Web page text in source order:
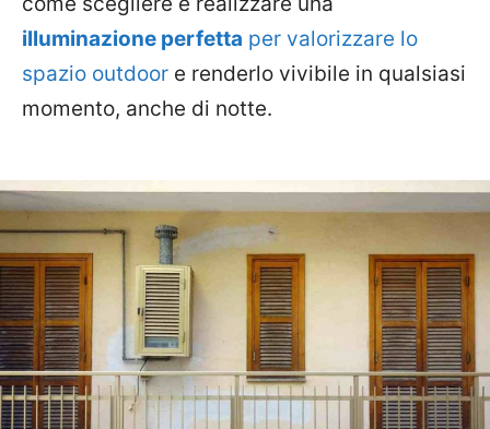
illuminazione perfetta per valorizzare lo
spazio outdoor e renderlo vivibile in qualsiasi
momento, anche di notte.